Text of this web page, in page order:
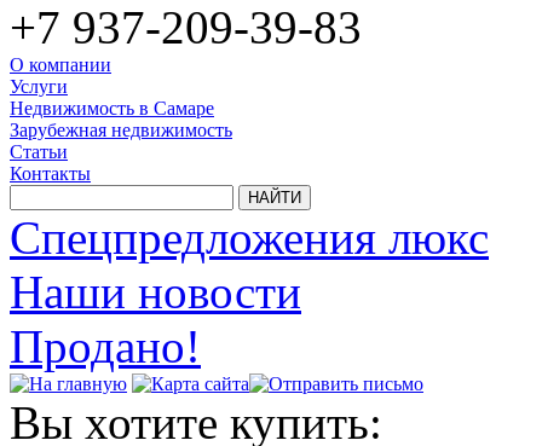
+7 937-209-39-83
О компании
Услуги
Недвижимость в Самаре
Зарубежная недвижимость
Статьи
Контакты
Спецпредложения люкс
Наши новости
Продано!
Вы хотите купить: